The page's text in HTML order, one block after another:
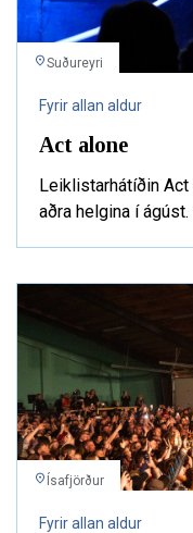
Suðureyri
Fyrir allan aldur
Act alone
Leiklistarhátíðin Act
aðra helgina í ágúst.
Ísafjörður
Fyrir allan aldur